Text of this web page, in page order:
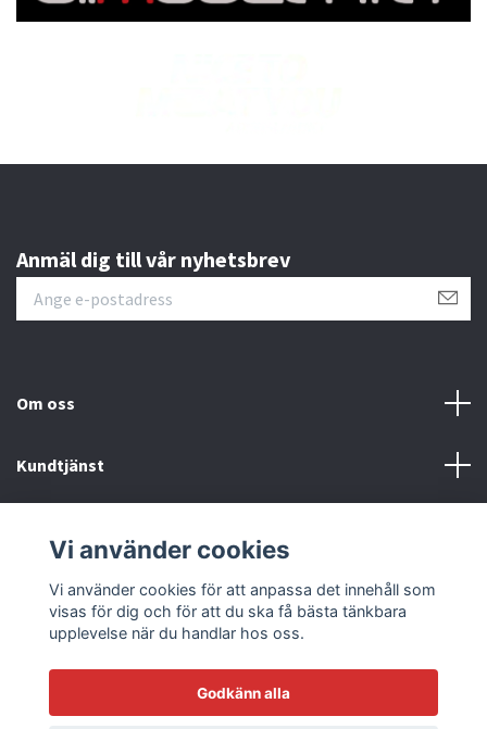
Anmäl dig till vår nyhetsbrev
Om oss
Kundtjänst
Sociala medier
Vi använder cookies
Vi använder cookies för att anpassa det innehåll som
visas för dig och för att du ska få bästa tänkbara
upplevelse när du handlar hos oss.
Godkänn alla